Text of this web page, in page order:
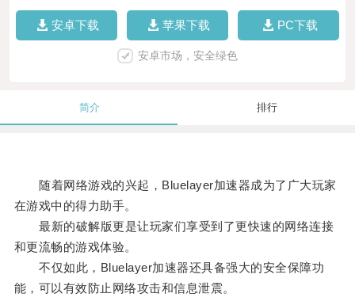
安卓下载 苹果下载 PC下载
安卓市场，安全绿色
简介 排行
随着网络游戏的兴起，Bluelayer加速器成为了广大玩家
在游戏中的得力助手。
最新的破解版更是让玩家们享受到了更快速的网络连接
和更流畅的游戏体验。
不仅如此，Bluelayer加速器还具备强大的安全保障功
能，可以有效防止网络攻击和信息泄震。